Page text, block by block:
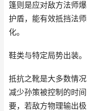
篷则是应对敌方法师
护盾，能有效抵挡法
化。
鞋类与特定局势出装。
抵抗之靴是大多数情
减少孙策被控制的时
要，若敌方物理输出